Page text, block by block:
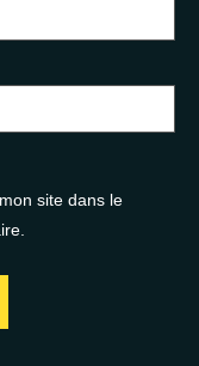
site dans le